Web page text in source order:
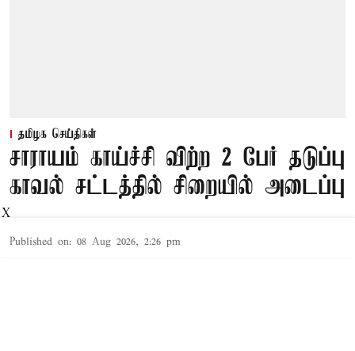
தமிழக செய்திகள்
சாராயம் காய்ச்சி விற்ற 2 பேர் தடுப்பு
காவல் சட்டத்தில் சிறையில் அடைப்பு
Published on: 08 Aug 2026, 2:26 pm
X